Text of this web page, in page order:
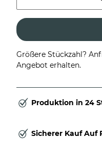
Größere Stückzahl?
Angebot erhalten.
Produktion in 24
Sicherer Kauf Auf